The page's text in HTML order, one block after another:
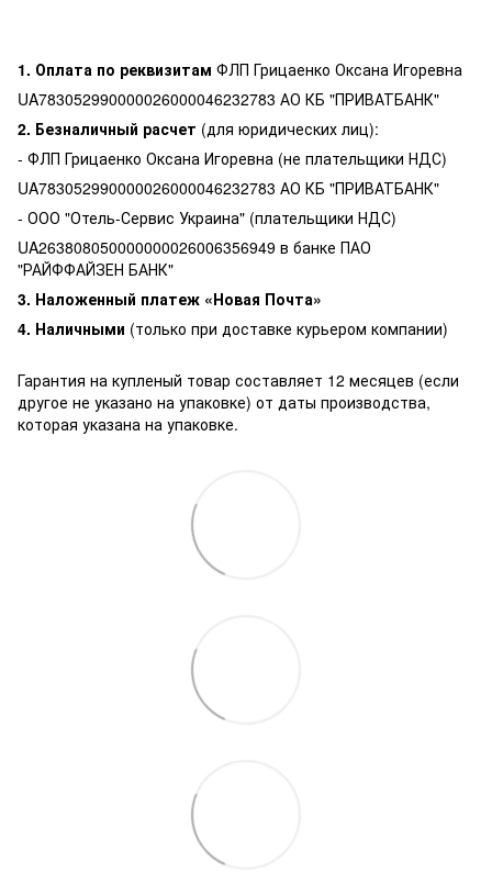
1. Оплата по реквизитам ФЛП Грицаенко Оксана Игоревна
UA783052990000026000046232783 АО КБ "ПРИВАТБАНК"
2. Безналичный расчет (для юридических лиц):
- ФЛП Грицаенко Оксана Игоревна (не плательщики НДС)
UA783052990000026000046232783 АО КБ "ПРИВАТБАНК"
- ООО "Отель-Сервис Украина" (плательщики НДС)
UA263808050000000026006356949 в банке ПАО
"РАЙФФАЙЗЕН БАНК"
3. Наложенный платеж «Новая Почта»
4. Наличными (только при доставке курьером компании)
Гарантия на купленый товар составляет 12 месяцев (если
другое не указано на упаковке) от даты производства,
которая указана на упаковке.